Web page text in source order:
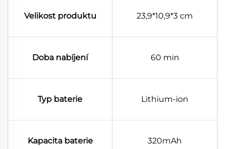
Velikost produktu 23,9*10,9*3 cm
Doba nabíjení 60 min
Typ baterie Lithium-ion
Kapacita baterie 320mAh